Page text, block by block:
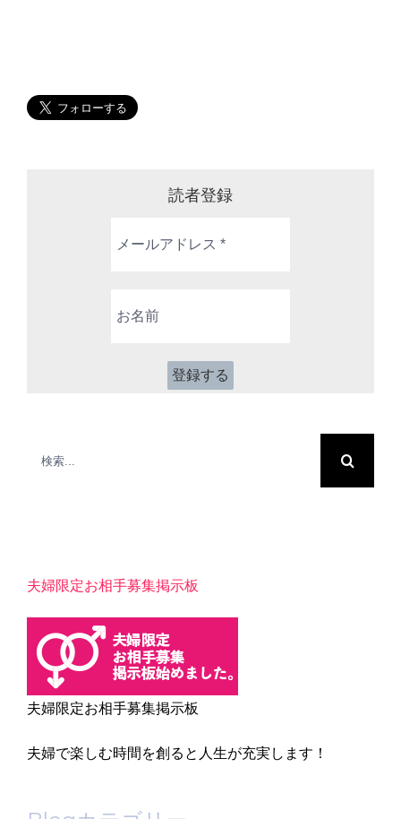
読者登録
ー
*
夫婦限定お相手募集掲示板
夫婦限定お相手募集掲示板
夫婦で楽しむ時間を創ると人生が充実します！